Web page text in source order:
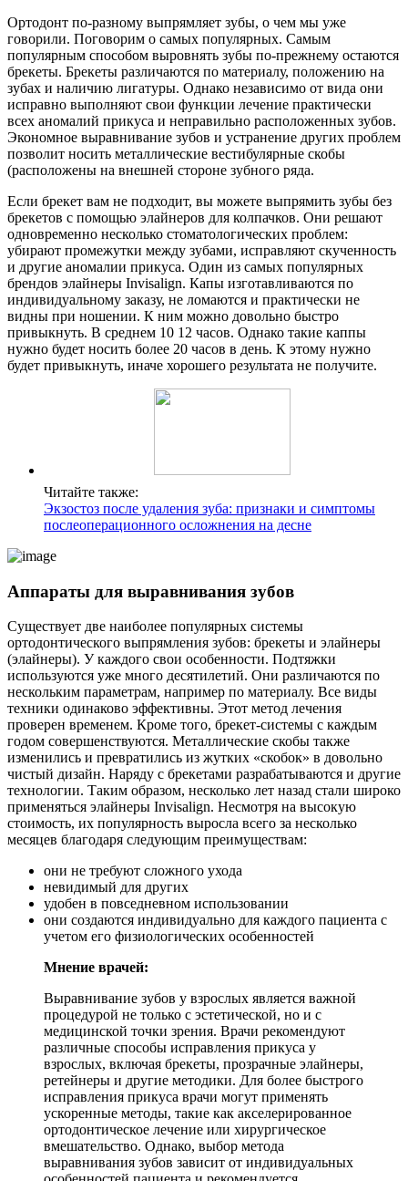
Ортодонт по-разному выпрямляет зубы, о чем мы уже
говорили. Поговорим о самых популярных. Самым
популярным способом выровнять зубы по-прежнему остаются
брекеты. Брекеты различаются по материалу, положению на
зубах и наличию лигатуры. Однако независимо от вида они
исправно выполняют свои функции лечение практически
всех аномалий прикуса и неправильно расположенных зубов.
Экономное выравнивание зубов и устранение других проблем
позволит носить металлические вестибулярные скобы
(расположены на внешней стороне зубного ряда.
Если брекет вам не подходит, вы можете выпрямить зубы без
брекетов с помощью элайнеров для колпачков. Они решают
одновременно несколько стоматологических проблем:
убирают промежутки между зубами, исправляют скученность
и другие аномалии прикуса. Один из самых популярных
брендов элайнеры Invisalign. Капы изготавливаются по
индивидуальному заказу, не ломаются и практически не
видны при ношении. К ним можно довольно быстро
привыкнуть. В среднем 10 12 часов. Однако такие каппы
нужно будет носить более 20 часов в день. К этому нужно
будет привыкнуть, иначе хорошего результата не получите.
Читайте также:
Экзостоз после удаления зуба: признаки и симптомы
послеоперационного осложнения на десне
Аппараты для выравнивания зубов
Существует две наиболее популярных системы
ортодонтического выпрямления зубов: брекеты и элайнеры
(элайнеры). У каждого свои особенности. Подтяжки
используются уже много десятилетий. Они различаются по
нескольким параметрам, например по материалу. Все виды
техники одинаково эффективны. Этот метод лечения
проверен временем. Кроме того, брекет-системы с каждым
годом совершенствуются. Металлические скобы также
изменились и превратились из жутких «скобок» в довольно
чистый дизайн. Наряду с брекетами разрабатываются и другие
технологии. Таким образом, несколько лет назад стали широко
применяться элайнеры Invisalign. Несмотря на высокую
стоимость, их популярность выросла всего за несколько
месяцев благодаря следующим преимуществам:
они не требуют сложного ухода
невидимый для других
удобен в повседневном использовании
они создаются индивидуально для каждого пациента с
учетом его физиологических особенностей
Мнение врачей:
Выравнивание зубов у взрослых является важной
процедурой не только с эстетической, но и с
медицинской точки зрения. Врачи рекомендуют
различные способы исправления прикуса у
взрослых, включая брекеты, прозрачные элайнеры,
ретейнеры и другие методики. Для более быстрого
исправления прикуса врачи могут применять
ускоренные методы, такие как акселерированное
ортодонтическое лечение или хирургическое
вмешательство. Однако, выбор метода
выравнивания зубов зависит от индивидуальных